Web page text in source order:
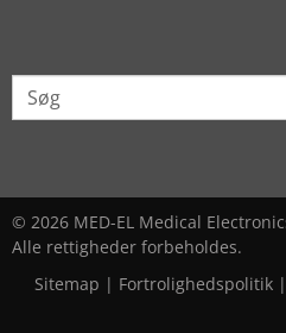
© 2026 MED-EL Medical
Alle rettigheder forbeholdes.
Sitemap | Fortrolighedspolitik |